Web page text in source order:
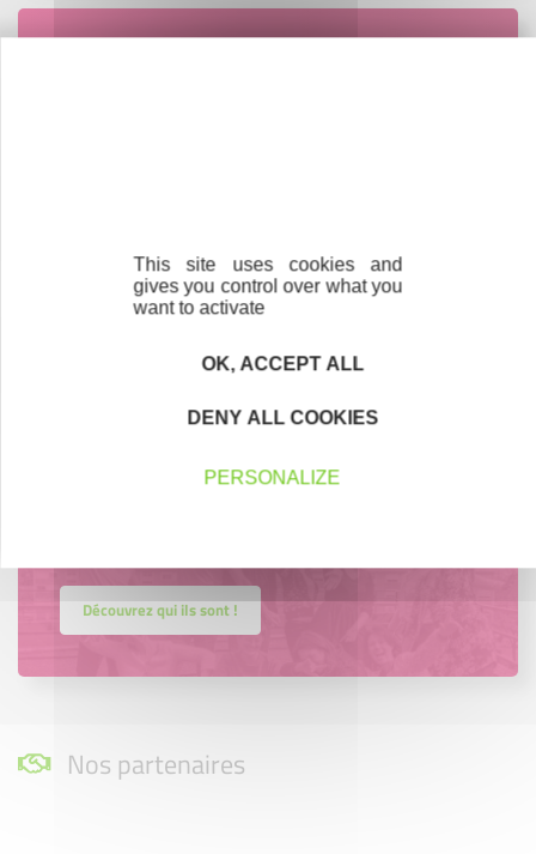
Créateurs, repreneurs, vos interlocuteurs en
Découvrez qui ils sont !
Nos partenaires
This site uses cookies and
gives you control over what you
want to activate
OK, ACCEPT ALL
DENY ALL COOKIES
PERSONALIZE